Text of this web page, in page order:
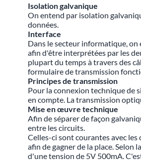
Isolation galvanique
On entend par isolation
données.
Interface
Dans le secteur informatique, on
afin d'être interprétées par les
plupart du temps à travers des
formulaire de transmission
Principes de transmission
Pour la connexion technique de
en compte. La transmission
Mise en œuvre technique
Afin de séparer de façon
entre les circuits.
Celles-ci sont courantes avec les
afin de gagner de la place.
d'une tension de 5V 500mA.